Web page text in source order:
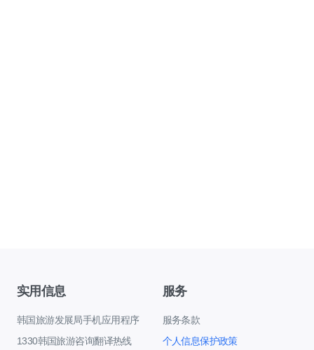
实用信息
韩国旅游发展局手机应用程序
1330韩国旅游咨询翻译热线
服务
服务条款
个人信息保护政策